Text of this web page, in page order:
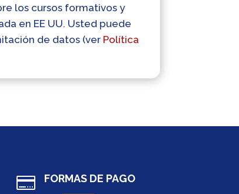
los cursos formativos y
en EE UU. Usted puede
de datos (ver Política
 FORMAS DE PAGO